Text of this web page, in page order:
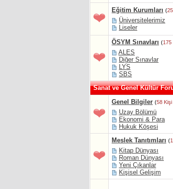
Eğitim Kurumları (
Üniversitelerimiz
Liseler
ÖSYM Sınavları (175
ALES
Diğer Sınavlar
LYS
SBS
Sanat ve Genel Kültür
Genel Bilgiler (58
Uzay Bölümü
Ekonomi & Para
Hukuk Köşesi
Meslek Tanıtımları (
Kitap Dünyası
Roman Dünyası
Yeni Çıkanlar
Kişisel Gelişim